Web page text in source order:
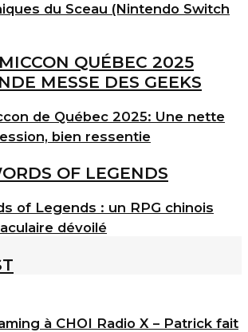
du Sceau (Nintendo Switch
de Québec 2025: Une nette
bien ressentie
of Legends : un RPG chinois
dévoilé
à CHOI Radio X – Patrick fait